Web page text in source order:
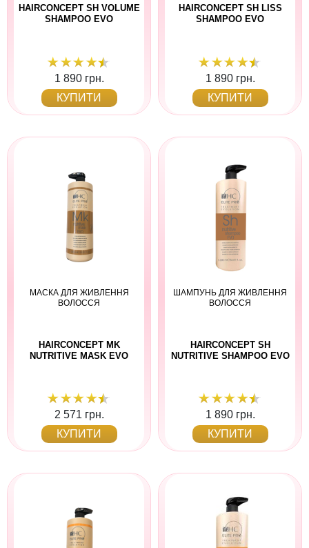
HAIRCONCEPT SH VOLUME
SHAMPOO EVO
1 890 грн.
КУПИТИ
HAIRCONCEPT SH LISS
SHAMPOO EVO
1 890 грн.
КУПИТИ
МАСКА ДЛЯ ЖИВЛЕННЯ
ВОЛОССЯ
HAIRCONCEPT MK
NUTRITIVE MASK EVO
2 571 грн.
КУПИТИ
ШАМПУНЬ ДЛЯ ЖИВЛЕННЯ
ВОЛОССЯ
HAIRCONCEPT SH
NUTRITIVE SHAMPOO EVO
1 890 грн.
КУПИТИ